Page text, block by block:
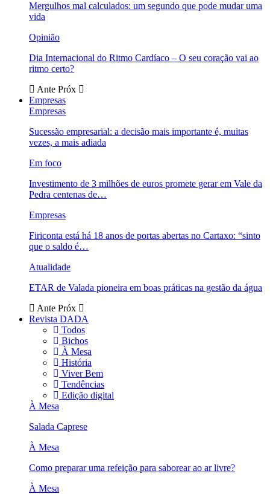
Mergulhos mal calculados: um segundo que pode mudar uma
vida
Opinião
Dia Internacional do Ritmo Cardíaco – O seu coração vai ao
ritmo certo?
Ante Próx
Empresas
Empresas
Sucessão empresarial: a decisão mais importante é, muitas
vezes, a mais adiada
Em foco
Investimento de 3 milhões de euros promete gerar em Vale da
Pedra centenas de…
Empresas
Firiconta está há 18 anos de portas abertas no Cartaxo: “sinto
que o saldo é…
Atualidade
ETAR de Valada pioneira em boas práticas na gestão da água
Ante Próx
Revista DADA
Todos
Bichos
À Mesa
História
Viver Bem
Tendências
Edição digital
À Mesa
Salada Caprese
À Mesa
Como preparar uma refeição para saborear ao ar livre?
À Mesa